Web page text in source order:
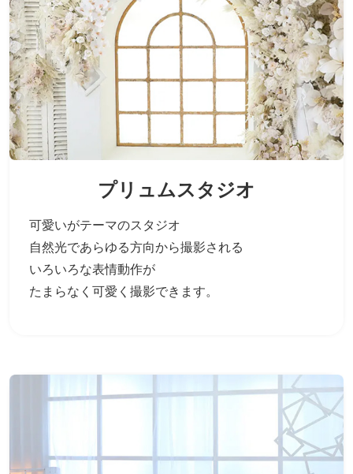
プリュムスタジオ
可愛いがテーマのスタジオ
自然光であらゆる方向から撮影される
いろいろな表情動作が
たまらなく可愛く撮影できます。